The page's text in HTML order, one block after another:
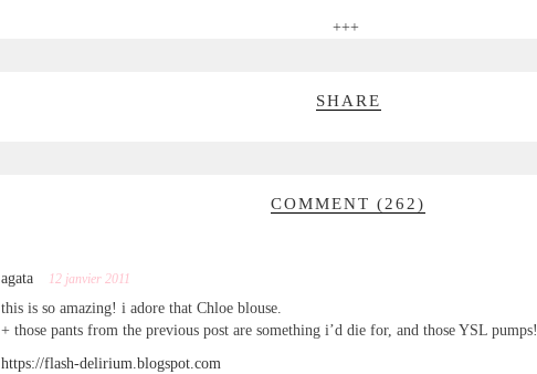
+++
SHARE
COMMENT (262)
agata 12 janvier 2011
this is so amazing! i adore that Chloe blouse.
+ those pants from the previous post are something i’d die for, and those YSL pumps!
https://flash-delirium.blogspot.com